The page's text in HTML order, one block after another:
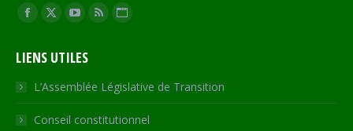
Trouvez nous sur :
Facebook
opens
in
new
window
X
opens
in
new
window
YouTube
opens
in
new
window
RSS
in
new
window
Site
opens
in
new
LIENS UTILES
L’Assemblée Législative de Transition
Conseil constitutionnel